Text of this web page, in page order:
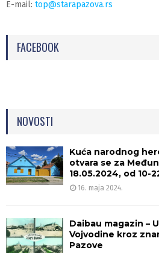
E-mail: top@starapazova.rs
FACEBOOK
NOVOSTI
Kuća narodnog
otvara se za
18.05.2024, od 10-
16. maja 2024.
Daibau magazin –
Vojvodine kroz
Pazove